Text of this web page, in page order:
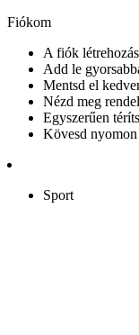
Fiókom
A fiók
Add le
Mentsd el
Nézd meg
Egyszerűen
Kövesd
Sport